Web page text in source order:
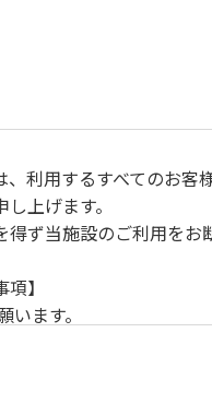
利用するすべてのお
上げます。
ず当施設のご利用をお
】
ます。
。